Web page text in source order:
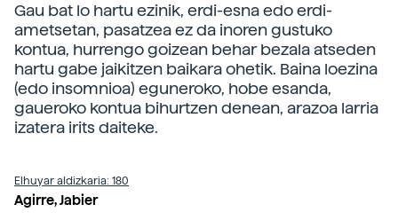
Gau bat lo hartu ezinik, erdi-esna edo erdi-
ametsetan, pasatzea ez da inoren gustuko
kontua, hurrengo goizean behar bezala atseden
hartu gabe jaikitzen baikara ohetik. Baina loezina
(edo insomnioa) eguneroko, hobe esanda,
gaueroko kontua bihurtzen denean, arazoa larria
izatera irits daiteke.
Elhuyar aldizkaria: 180
Agirre, Jabier